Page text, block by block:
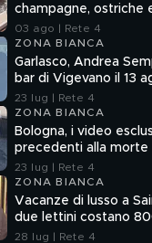
champagne, ostriche
03 ago | Rete 4
ZONA BIANCA
Garlasco, Andrea
bar di Vigevano il 13
23 lug | Rete 4
ZONA BIANCA
Bologna, i video
precedenti alla morte
23 lug | Rete 4
ZONA BIANCA
Vacanze di lusso a
due lettini costano
28 lug | Rete 4